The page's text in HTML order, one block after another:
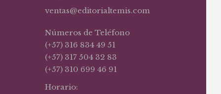
ventas@editorialtemis.com
Números de Teléfono
(+57) 316 834 49 51
(+57) 317 504 32 83
(+57) 310 699 46 91
Horario: